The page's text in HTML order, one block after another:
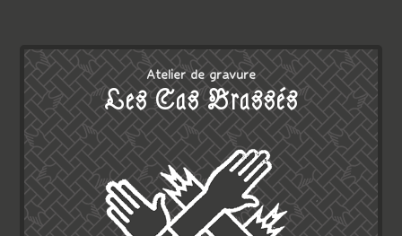
Atelier de gravure
Les Cas Brassés